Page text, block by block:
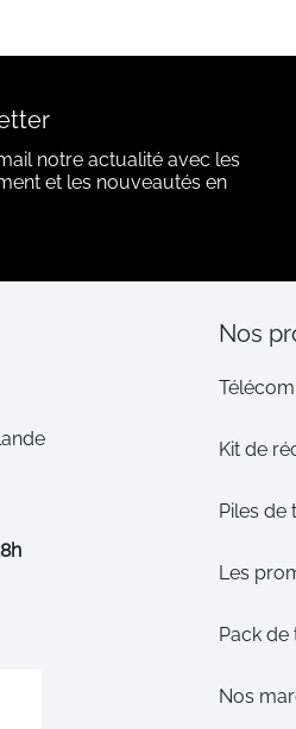
notre actualité avec les
et les nouveautés en
Nos
Kit de
Piles de
Les
Pack
Nos